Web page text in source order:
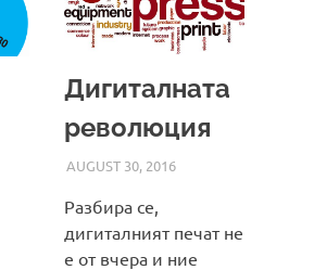
Дигиталната
революция
AUGUST 30, 2016
Разбира се,
дигиталният печат не
е от вчера и ние